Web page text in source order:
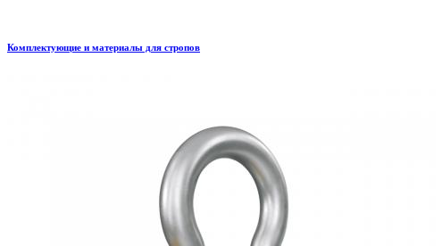
Комплектующие и материалы для стропов